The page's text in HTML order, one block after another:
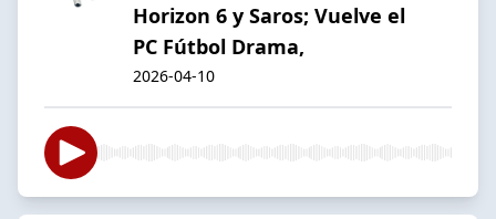
Horizon 6 y Saros; Vuelve el
PC Fútbol Drama,
2026-04-10